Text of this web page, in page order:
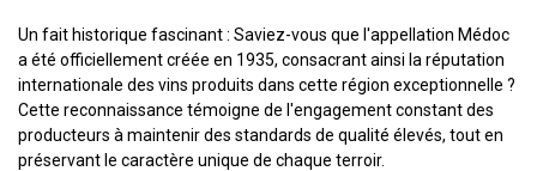
Un fait historique fascinant : Saviez-vous que l'appellation Médoc
a été officiellement créée en 1935, consacrant ainsi la réputation
internationale des vins produits dans cette région exceptionnelle ?
Cette reconnaissance témoigne de l'engagement constant des
producteurs à maintenir des standards de qualité élevés, tout en
préservant le caractère unique de chaque terroir.